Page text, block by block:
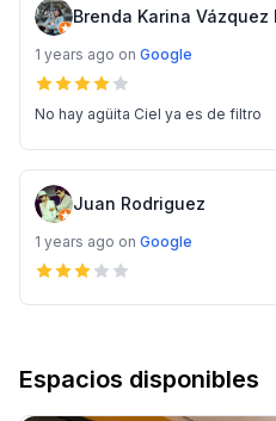
Brenda Karina Vázquez
1 years ago on Google
No hay agüita Ciel ya es de filtro
Juan Rodriguez
1 years ago on Google
Espacios disponibles